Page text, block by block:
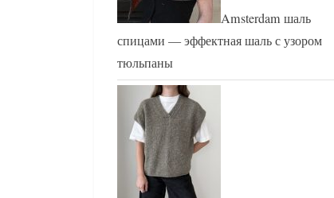
Amsterdam шаль
спицами — эффектная шаль с узором
тюльпаны